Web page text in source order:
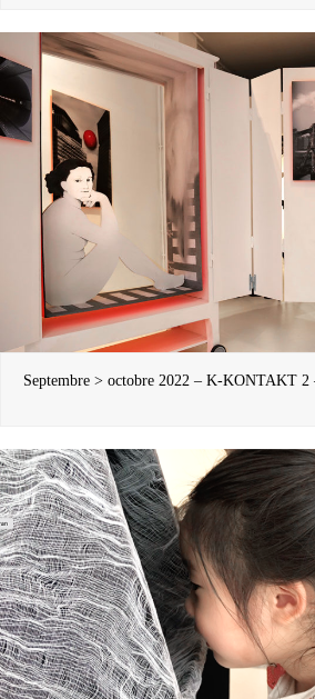
Septembre > octobre 2022 – K-KONTAKT